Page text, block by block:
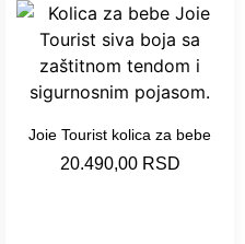
Joie Tourist kolica za bebe
20.490,00 RSD